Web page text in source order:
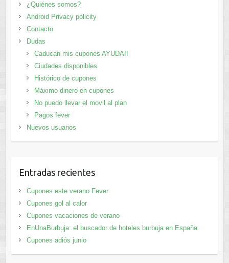
¿Quiénes somos?
Android Privacy policity
Contacto
Dudas
Caducan mis cupones AYUDA!!
Ciudades disponibles
Histórico de cupones
Máximo dinero en cupones
No puedo llevar el movil al plan
Pagos fever
Nuevos usuarios
Entradas recientes
Cupones este verano Fever
Cupones gol al calor
Cupones vacaciones de verano
EnUnaBurbuja: el buscador de hoteles burbuja en España
Cupones adiós junio